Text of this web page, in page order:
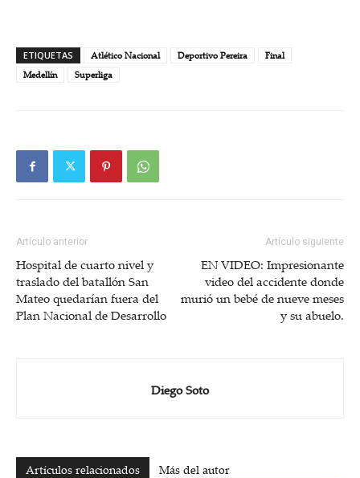
ETIQUETAS Atlético Nacional Deportivo Pereira
Final
Medellín
Superliga
Artículo anterior
Hospital de cuarto nivel y
traslado del batallón San
Mateo quedarían fuera del
Plan Nacional de Desarrollo
Artículo siguiente
EN VIDEO: Impresionante
video del accidente donde
murió un bebé de nueve meses
y su abuelo.
Diego Soto
Artículos relacionados Más del autor